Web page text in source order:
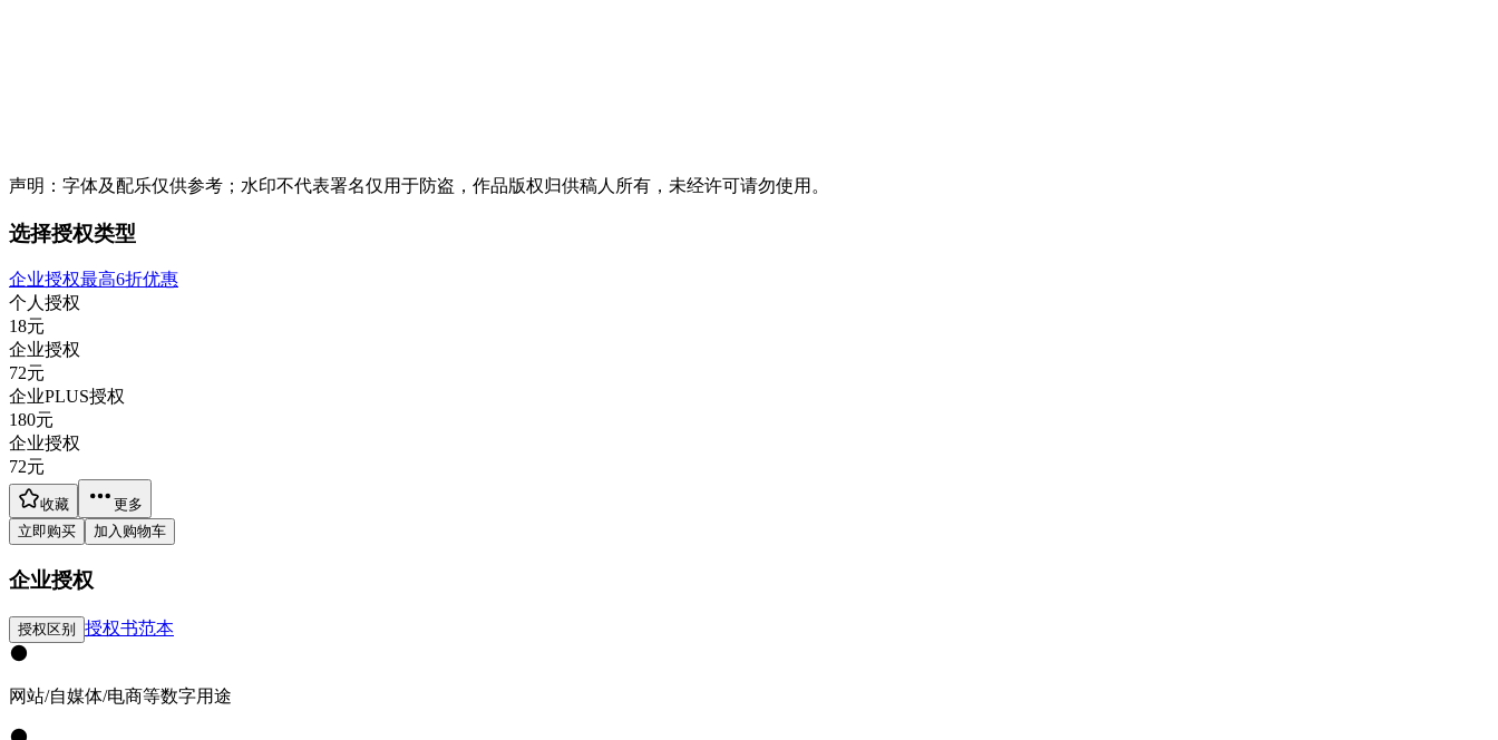
声明：字体及配乐仅供参考；水印不代表署名仅用于防盗，作品版权归供稿人所有，未经许可请勿使用。
选择授权类型
企业授权最高6折优惠
个人授权
18元
企业授权
72元
企业PLUS授权
180元
企业授权
72元
收藏
更多
立即购买
加入购物车
企业授权
授权区别 授权书范本
网站/自媒体/电商等数字用途